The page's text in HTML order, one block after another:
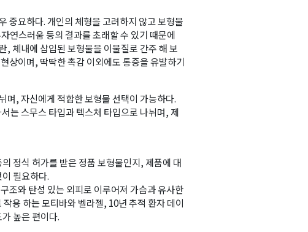
중요하다. 개인의 체형을 고려하지 않고 보형물
연스러움 등의 결과를 초래할 수 있기 때문에
, 체내에 삽입된 보형물을 이물질로 간주 해 보
상이며, 딱딱한 촉감 이외에도 통증을 유발하기
며, 자신에게 적합한 보형물 선택이 가능하다.
는 스무스 타입과 텍스처 타입으로 나뉘며, 제
정식 허가를 받은 정품 보형물인지, 제품에 대
필요하다.
조와 탄성 있는 외피로 이루어져 가슴과 유사한
용 하는 모티바와 벨라젤, 10년 추적 환자 데이
높은 편이다.